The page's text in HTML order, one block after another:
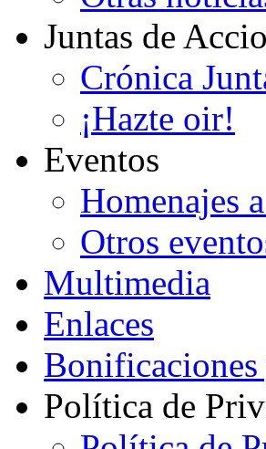
Juntas de
Crónica
¡Hazte oir!
Eventos
Homenajes
Otros
Multimedia
Enlaces
Bonificaciones
Política de